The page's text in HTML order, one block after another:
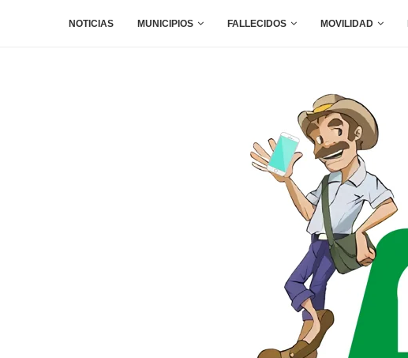
NOTICIAS MUNICIPIOS FALLECIDOS MOVILIDAD